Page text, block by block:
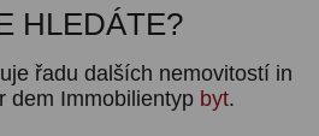
HLEDÁTE?
řadu dalších nemovitostí in
dem Immobilientyp byt.